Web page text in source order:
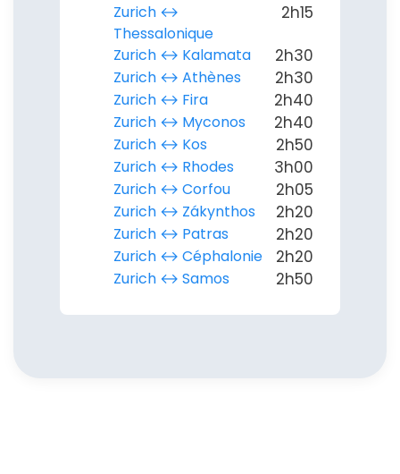
Zurich ↔︎
Thessalonique
2h15
Zurich ↔︎ Kalamata 2h30
Zurich ↔︎ Athènes 2h30
Zurich ↔︎ Fira 2h40
Zurich ↔︎ Myconos 2h40
Zurich ↔︎ Kos 2h50
Zurich ↔︎ Rhodes 3h00
Zurich ↔︎ Corfou 2h05
Zurich ↔︎ Zákynthos 2h20
Zurich ↔︎ Patras 2h20
Zurich ↔︎ Céphalonie 2h20
Zurich ↔︎ Samos 2h50